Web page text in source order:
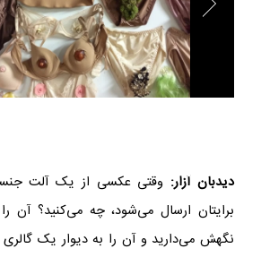
دیدبان آزار: وقتی عکسی از یک آلت
برایتان ارسال می‌شود، چه می‌کنید؟ آن
نگهش می‌دارید و آن را به دیوار یک